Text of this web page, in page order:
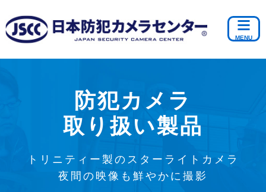
防犯カメラ
取り扱い製品
トリニティー製のスターライトカメラ
夜間の映像も鮮やかに撮影